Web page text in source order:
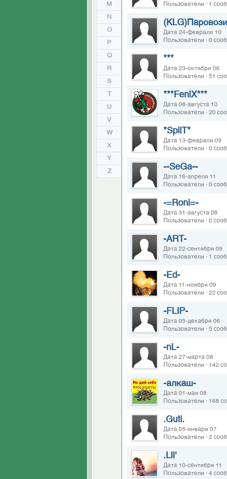
M
N
O
P
Q
R
S
T
U
V
W
X
Y
Z
Пользователи · 1
Дата 24-февраля 10
Пользователи · 0
***
Дата 23-октября 06
Пользователи · 51
***FeniX***
Дата 08-августа 10
Пользователи · 20
*SpliT*
Дата 13-февраля 09
Пользователи · 0
--SeGa--
Дата 16-апреля 11
Пользователи · 0
-=Roni=-
Дата 31-августа 08
Пользователи · 0
-ART-
Дата 22-сентября 09
Пользователи · 1
-Ed-
Дата 11-ноября 09
Пользователи · 22
-FLIP-
Дата 05-декабря 06
Пользователи · 5
-nL-
Дата 27-марта 08
Пользователи · 142
-алкаш-
Дата 01-мая 08
Пользователи · 168
.Guti.
Дата 05-января 07
Пользователи · 2
.Lil'
Дата 10-сентября 11
Пользователи · 4